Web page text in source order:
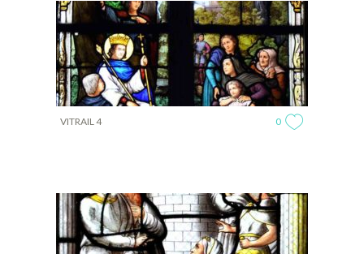
VITRAIL 4 0